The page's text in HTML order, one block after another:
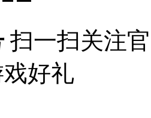
扫一扫关注
好礼